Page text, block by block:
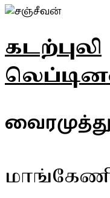
கடற்புலி